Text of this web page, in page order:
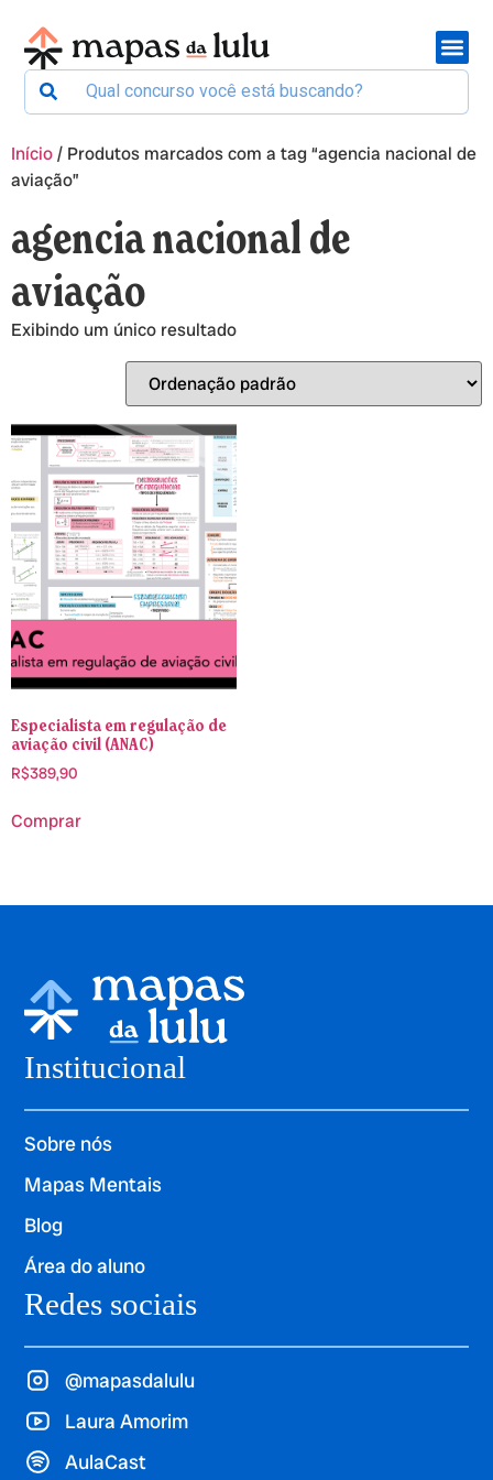
Início/ Produtos marcados com a tag “agencia nacional de
aviação”
agencia nacional de
aviação
Exibindo um único resultado
Especialista em regulação de
aviação civil (ANAC)
R$389,90
Comprar
Institucional
Sobre nós
Mapas Mentais
Blog
Área do aluno
Redes sociais
@mapasdalulu
Laura Amorim
AulaCast